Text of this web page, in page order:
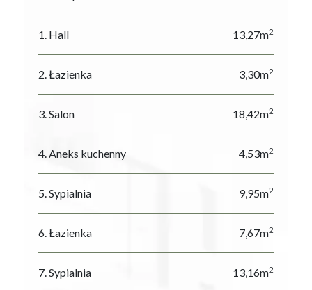
1. Hall 13,27m2
2. Łazienka 3,30m2
3. Salon 18,42m2
4. Aneks kuchenny 4,53m2
5. Sypialnia 9,95m2
6. Łazienka 7,67m2
7. Sypialnia 13,16m2